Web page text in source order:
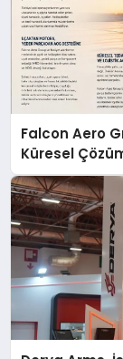
Falcon Aero
Küresel